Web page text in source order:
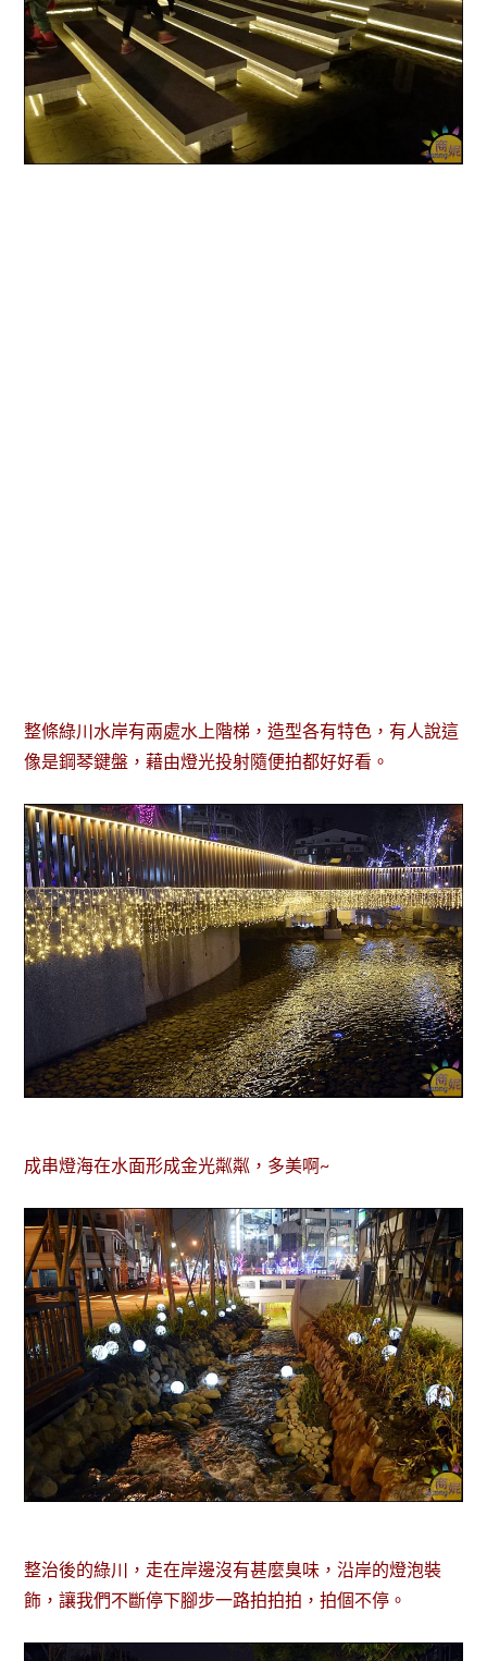
整條綠川水岸有兩處水上階梯，造型各有特色，有人說這
像是鋼琴鍵盤，藉由燈光投射隨便拍都好好看。
成串燈海在水面形成金光粼粼，多美啊~
整治後的綠川，走在岸邊沒有甚麼臭味，沿岸的燈泡裝
飾，讓我們不斷停下腳步一路拍拍拍，拍個不停。